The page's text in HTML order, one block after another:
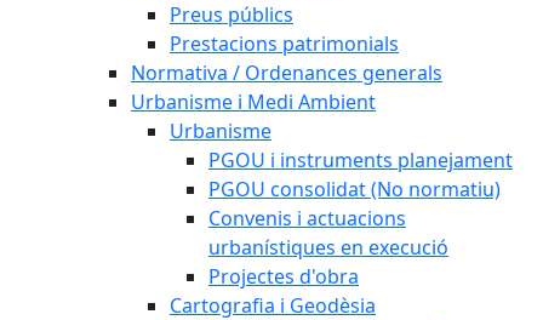
Preus públics
Prestacions patrimonials
Normativa / Ordenances generals
Urbanisme i Medi Ambient
Urbanisme
PGOU i instruments planejament
PGOU consolidat (No normatiu)
Convenis i actuacions
urbanístiques en execució
Projectes d'obra
Cartografia i Geodèsia